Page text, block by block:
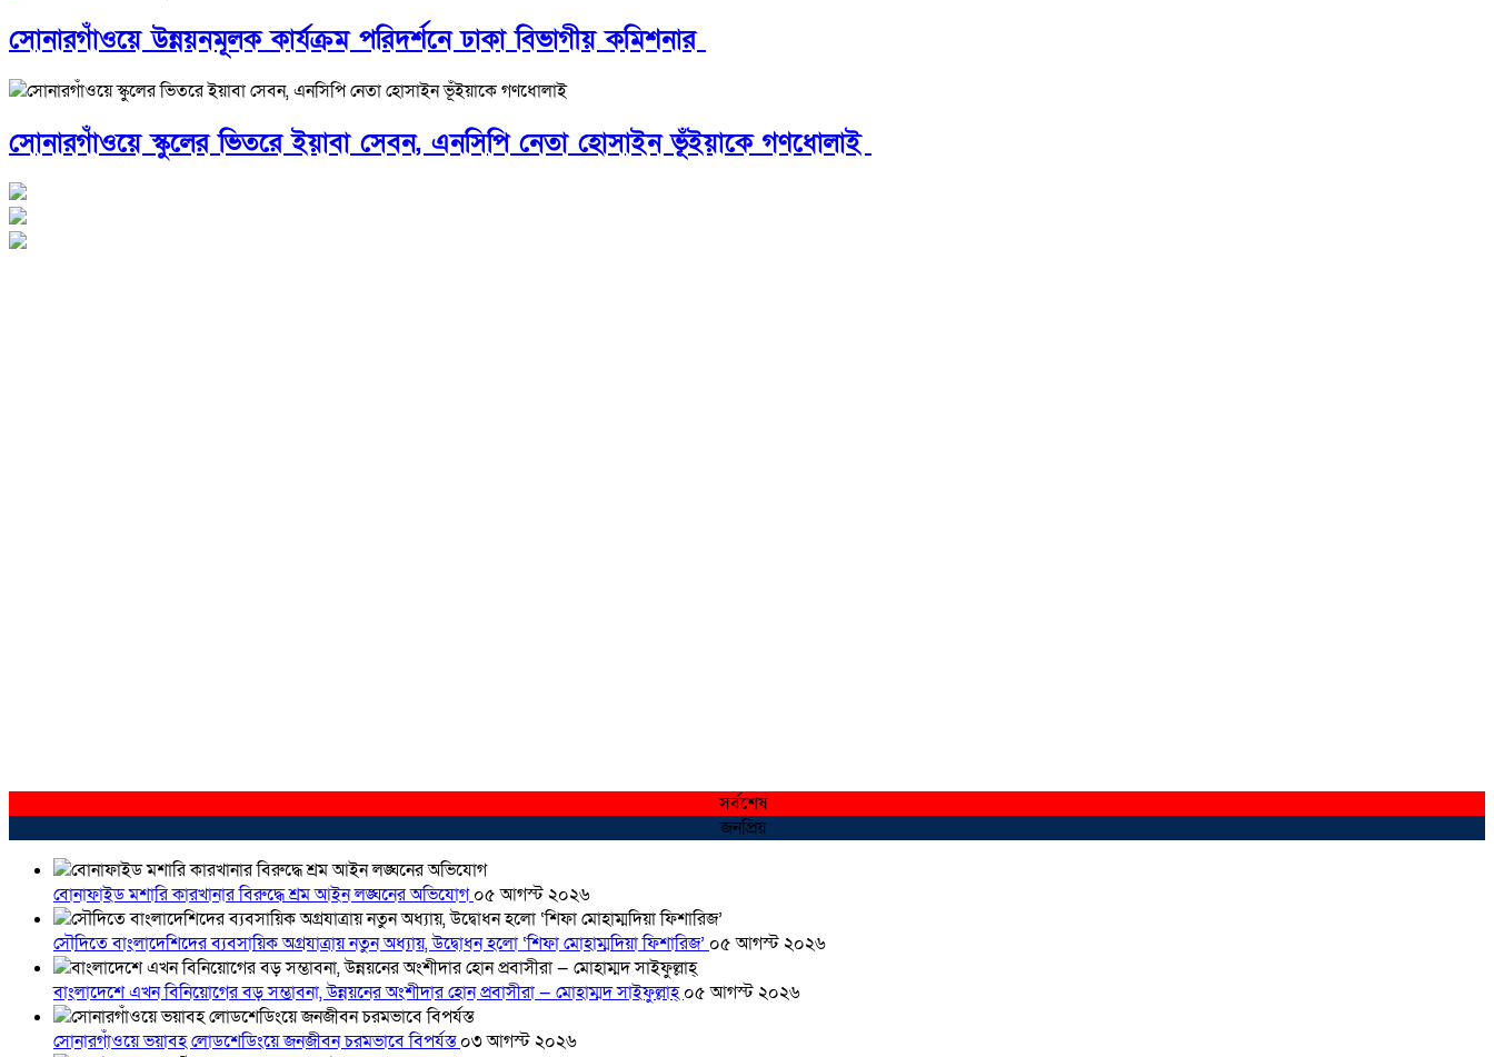
সোনারগাঁওয়ে উন্নয়নমূলক কার্যক্রম পরিদর্শনে ঢাকা বিভাগীয় কমিশনার
সোনারগাঁওয়ে স্কুলের ভিতরে ইয়াবা সেবন, এনসিপি নেতা হোসাইন ভূঁইয়াকে গণধোলাই
সর্বশেষ
জনপ্রিয়
বোনাফাইড মশারি কারখানার বিরুদ্ধে শ্রম আইন লঙ্ঘনের অভিযোগ০৫ আগস্ট ২০২৬
সৌদিতে বাংলাদেশিদের ব্যবসায়িক অগ্রযাত্রায় নতুন অধ্যায়, উদ্বোধন হলো ‘শিফা মোহাম্মদিয়া ফিশারিজ’ ০৫ আগস্ট ২০২৬
বাংলাদেশে এখন বিনিয়োগের বড় সম্ভাবনা, উন্নয়নের অংশীদার হোন প্রবাসীরা — মোহাম্মদ সাইফুল্লাহ্০৫ আগস্ট ২০২৬
সোনারগাঁওয়ে ভয়াবহ লোডশেডিংয়ে জনজীবন চরমভাবে বিপর্যস্ত০৩ আগস্ট ২০২৬